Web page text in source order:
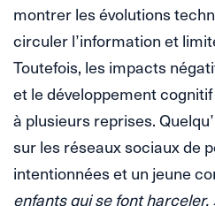
montrer les évolutions
circuler l’information et
Toutefois, les impacts
et le développement
à plusieurs reprises.
sur les réseaux sociaux de
intentionnées et un jeune
enfants qui se font harceler.